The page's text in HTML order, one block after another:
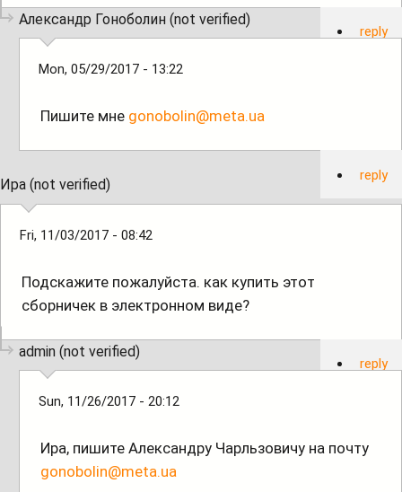
reply
Александр Гоноболин (not verified)
Mon, 05/29/2017 - 13:22
Пишите мне gonobolin@meta.ua
reply
Ира (not verified)
Fri, 11/03/2017 - 08:42
Подскажите пожалуйста. как купить этот
сборничек в электронном виде?
reply
admin (not verified)
Sun, 11/26/2017 - 20:12
Ира, пишите Александру Чарльзовичу на почту
gonobolin@meta.ua